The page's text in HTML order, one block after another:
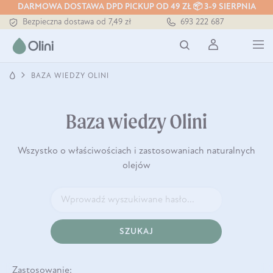
DARMOWA DOSTAWA DPD PICKUP OD 49 ZŁ 📦 3-9 SIERPNIA
Bezpieczna dostawa od 7,49 zł
Darmowa dostawa od 199 zł
Tłoczony zawsze na zimno
693 222 687
BAZA WIEDZY OLINI
Baza wiedzy Olini
Wszystko o właściwościach i zastosowaniach naturalnych
olejów
SZUKAJ
Zastosowanie: